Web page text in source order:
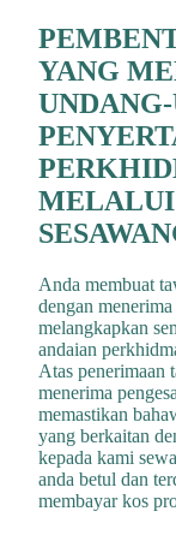
YANG
Anda membuat
dengan
melangkapkan
andaian
Atas penerimaan
menerima
memastikan
yang berkaitan
kepada kami
anda betul dan
membayar kos